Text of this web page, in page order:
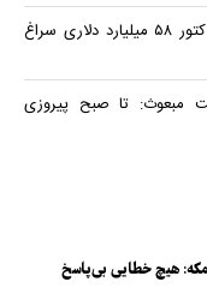
شیردوشی از حکام شروع شد | گاوچران با فاکتور ۵۸ میلیارد دلاری سراغ
مبعوث: تا صبح پیروزی
هیچ خطایی بی‌پاسخ